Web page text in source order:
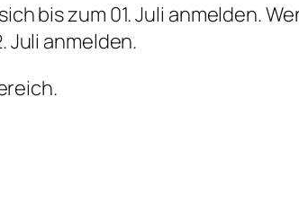
bis zum 01. Juli anmelden.
Juli anmelden.